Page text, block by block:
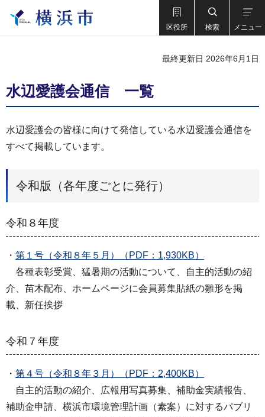
区役所 検索 メニュー
最終更新日 2026年6月1日
水辺愛護会通信 一覧
水辺愛護会の皆様に向けて発信している水辺愛護会通信を
すべて掲載しています。
令和版（各年度ごとに発行）
令和８年度
・ 第１号（令和８年５月）（PDF：1,930KB）
各種表彰受賞、猛暑期の活動について、自主的活動の紹
介、苗木配布、ホームページに会員募集貼紙の雛形を掲
載、新任挨拶
令和７年度
・ 第４号（令和８年３月）（PDF：2,400KB）
自主的活動の紹介、広報用写真募集、補助金実績報告、
補助金申請、横浜市環境管理計画（素案）に対するパブリ